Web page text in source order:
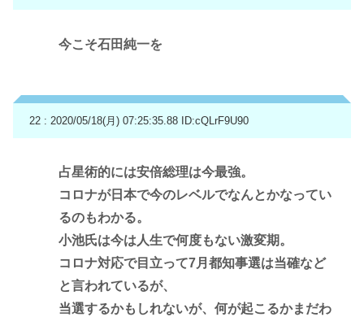
今こそ石田純一を
22 : 2020/05/18(月) 07:25:35.88 ID:cQLrF9U90
占星術的には安倍総理は今最強。
コロナが日本で今のレベルでなんとかなってい
るのもわかる。
小池氏は今は人生で何度もない激変期。
コロナ対応で目立って7月都知事選は当確など
と言われているが、
当選するかもしれないが、何が起こるかまだわ